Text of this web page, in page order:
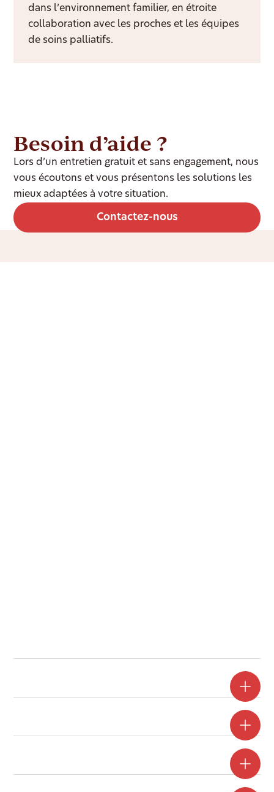
dans l’environnement familier, en étroite
collaboration avec les proches et les équipes
de soins palliatifs.
Besoin d’aide ?
Lors d’un entretien gratuit et sans engagement, nous
vous écoutons et vous présentons les solutions les
mieux adaptées à votre situation.
Contactez-nous